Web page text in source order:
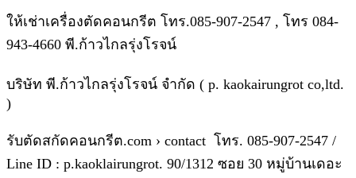
ให้เช่าเครื่องตัดคอนกรีต โทร.085-907-2547 , โทร 084-
943-4660 พี.ก้าวไกลรุ่งโรจน์
บริษัท พี.ก้าวไกลรุ่งโรจน์ จำกัด ( p. kaokairungrot co,ltd.
)
รับตัดสกัดคอนกรีต.com › contact โทร. 085-907-2547 /
Line ID : p.kaoklairungrot. 90/1312 ซอย 30 หมู่บ้านเดอะ